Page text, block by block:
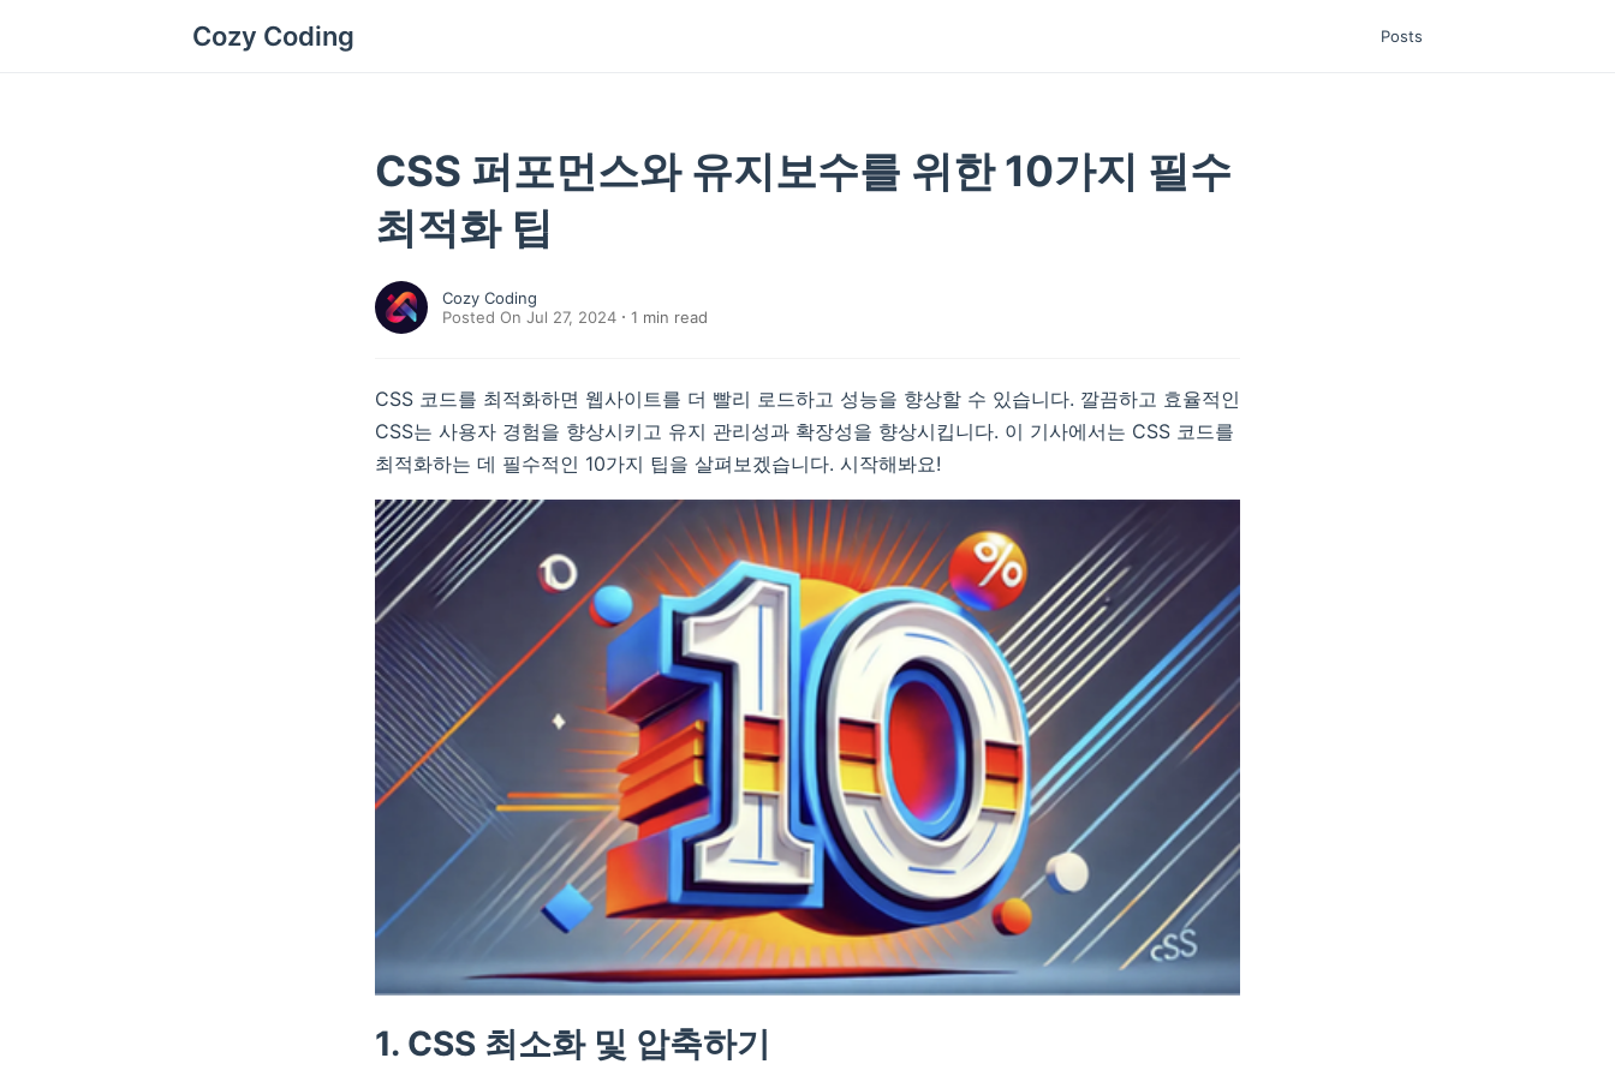
Cozy Coding Posts
CSS 퍼포먼스와 유지보수를 위한 10가지 필수
최적화 팁
Cozy Coding
Posted On Jul 27, 2024
1 min read
CSS 코드를 최적화하면 웹사이트를 더 빨리 로드하고 성능을 향상할 수 있습니다. 깔끔하고 효율적인
CSS는 사용자 경험을 향상시키고 유지 관리성과 확장성을 향상시킵니다. 이 기사에서는 CSS 코드를
최적화하는 데 필수적인 10가지 팁을 살펴보겠습니다. 시작해봐요!
1. CSS 최소화 및 압축하기